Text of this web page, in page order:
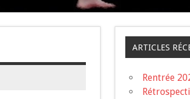
ARTICLES
Rentrée